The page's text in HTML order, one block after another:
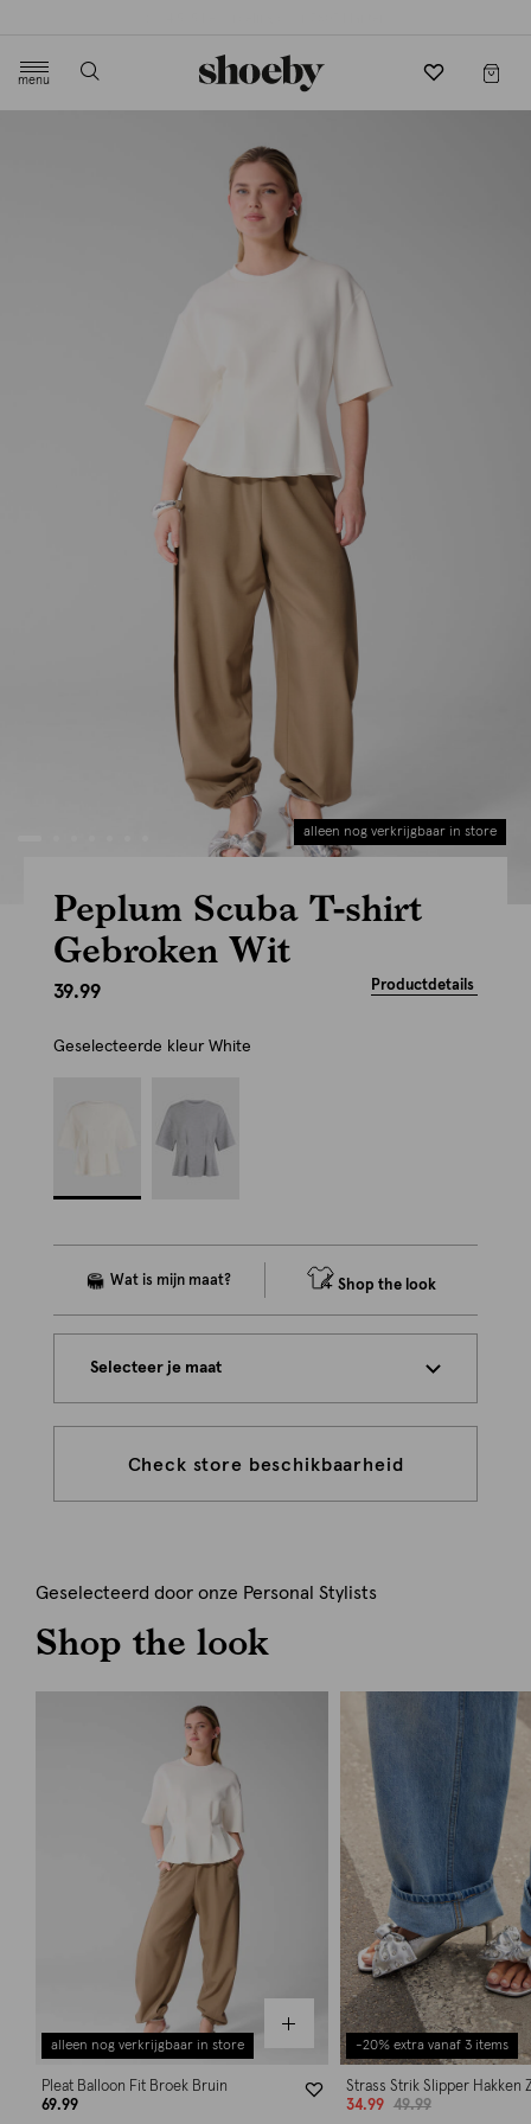
menu
alleen nog verkrijgbaar in store
Peplum Scuba T-shirt
Gebroken Wit
39.99 Productdetails
Geselecteerde kleur White
Shop the look
Selecteer je maat
Check store beschikbaarheid
Geselecteerd door onze Personal Stylists
Shop the look
alleen nog verkrijgbaar in store
Pleat Balloon Fit Broek Bruin
69.99
-20% extra vanaf 3 items
Strass Strik Slipper Hakken
34.99
49.99